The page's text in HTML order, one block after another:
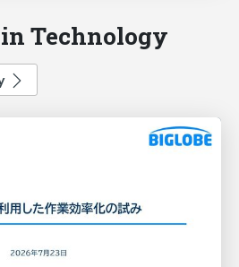
Technology